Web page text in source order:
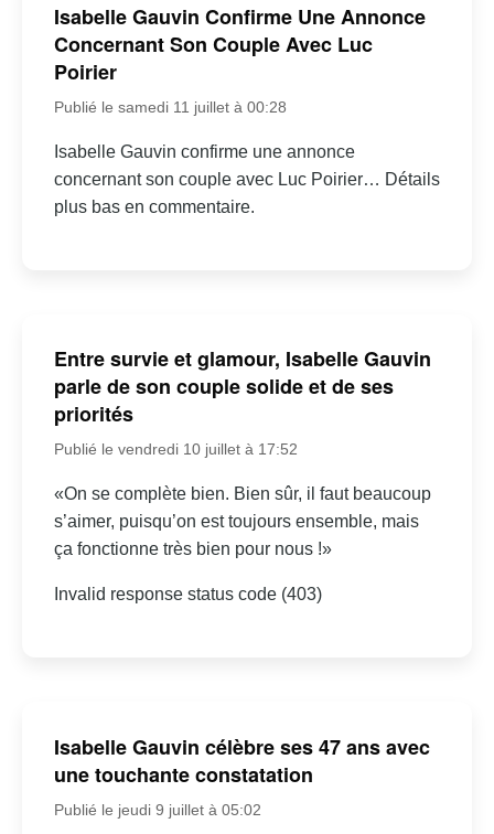
Isabelle Gauvin Confirme Une Annonce
Concernant Son Couple Avec Luc
Poirier
Publié le samedi 11 juillet à 00:28
Isabelle Gauvin confirme une annonce
concernant son couple avec Luc Poirier… Détails
plus bas en commentaire.
Entre survie et glamour, Isabelle Gauvin
parle de son couple solide et de ses
priorités
Publié le vendredi 10 juillet à 17:52
«On se complète bien. Bien sûr, il faut beaucoup
s’aimer, puisqu’on est toujours ensemble, mais
ça fonctionne très bien pour nous !»
Invalid response status code (403)
Isabelle Gauvin célèbre ses 47 ans avec
une touchante constatation
Publié le jeudi 9 juillet à 05:02